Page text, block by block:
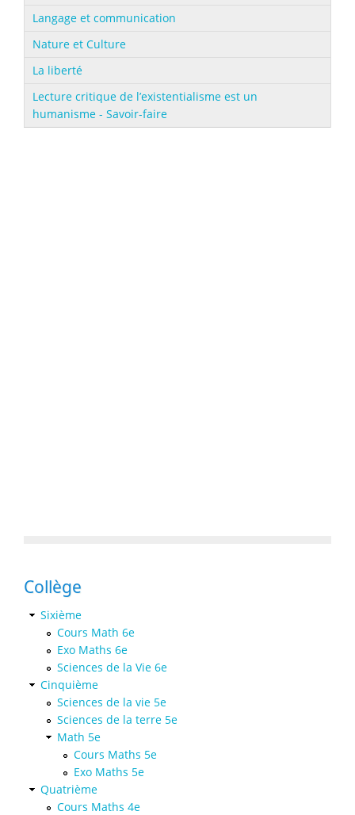
Langage et communication
Nature et Culture
La liberté
Lecture critique de l’existentialisme est un
humanisme - Savoir-faire
Collège
Sixième
Cours Math 6e
Exo Maths 6e
Sciences de la Vie 6e
Cinquième
Sciences de la vie 5e
Sciences de la terre 5e
Math 5e
Cours Maths 5e
Exo Maths 5e
Quatrième
Cours Maths 4e